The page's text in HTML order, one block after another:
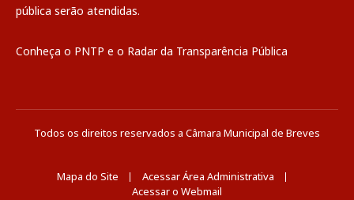
pública serão atendidas.
Conheça o PNTP e o Radar da Transparência Pública
Todos os direitos reservados a Câmara Municipal de Breves
Mapa do Site
Acessar Área Administrativa
Acessar o Webmail